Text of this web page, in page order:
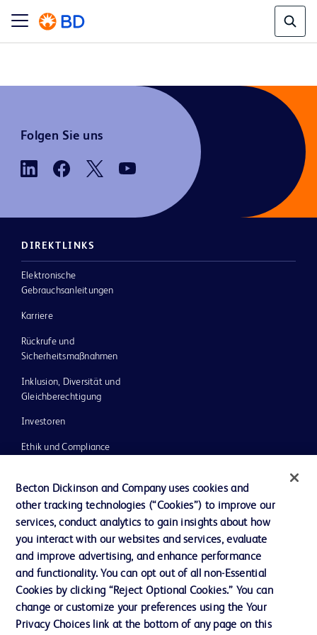
Folgen Sie uns
DIREKTLINKS
Elektronische
Gebrauchsanleitungen
Karriere
Rückrufe und
Sicherheitsmaßnahmen
Inklusion, Diversität und
Gleichberechtigung
Investoren
Ethik und Compliance
Neuigkeiten, Medien und Blogs
Support
AGB
Kontaktieren Sie uns
Becton Dickinson and Company uses cookies and
other tracking technologies (“Cookies”) to improve our
services, conduct analytics to gain insights about how
you interact with our websites and services, evaluate
and improve advertising, and enhance performance
and functionality. You can opt out of all non-Essential
Cookies by clicking “Reject Optional Cookies.” You can
change or customize your preferences using the Your
Privacy Choices link at the bottom of any page on this